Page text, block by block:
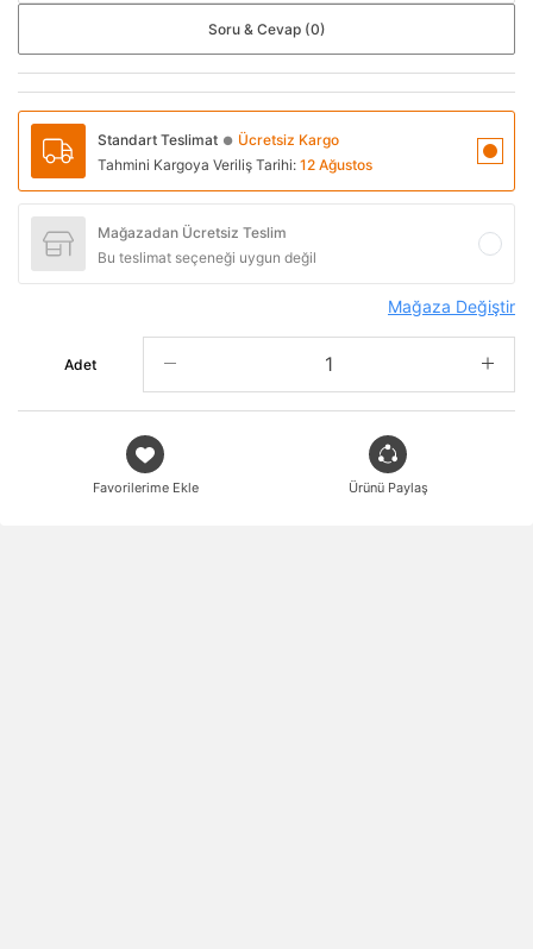
Soru & Cevap (0)
Standart Teslimat ● Ücretsiz Kargo
Tahmini Kargoya Veriliş Tarihi: 12 Ağustos
Mağazadan Ücretsiz Teslim
Bu teslimat seçeneği uygun değil
Mağaza Değiştir
Adet
Favorilerime Ekle Ürünü Paylaş